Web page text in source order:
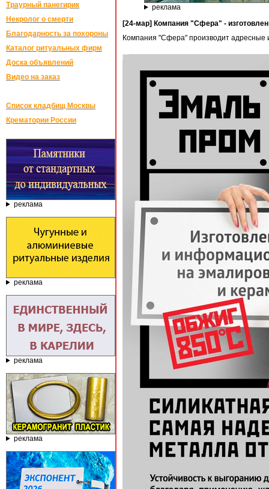
Траурный панегирик
Некролог о смерти
Благодарность за похороны
Каталог ритуальных фирм
Доска объявлений
Видео на заказ
Список кладбищ Москвы
Крематории России
реклама
реклама
реклама
реклама
реклама
[24-мар] Компания "Сфера" -
Компания "Сфера" производит адресные